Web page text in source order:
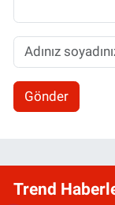
Gönder
Trend